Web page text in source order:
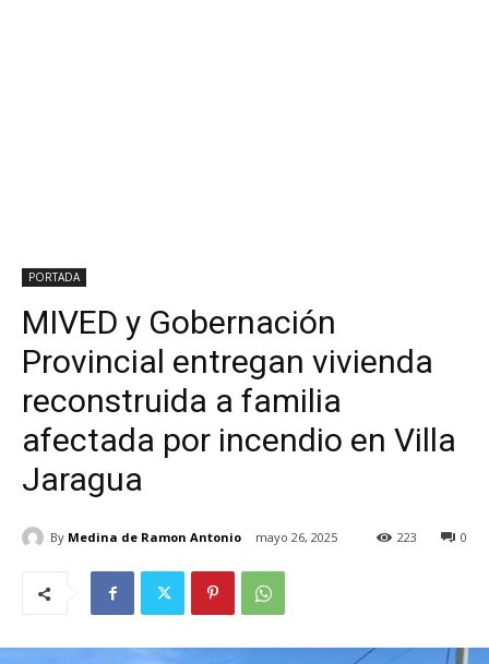
PORTADA
MIVED y Gobernación
Provincial entregan vivienda
reconstruida a familia
afectada por incendio en Villa
Jaragua
By Medina de Ramon Antonio mayo 26, 2025 0
223